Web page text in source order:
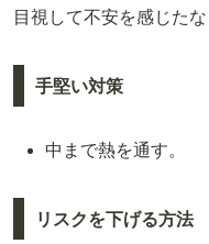
目視して不安を感じた
手堅い対策
中まで熱を通す。
リスクを下げる方法